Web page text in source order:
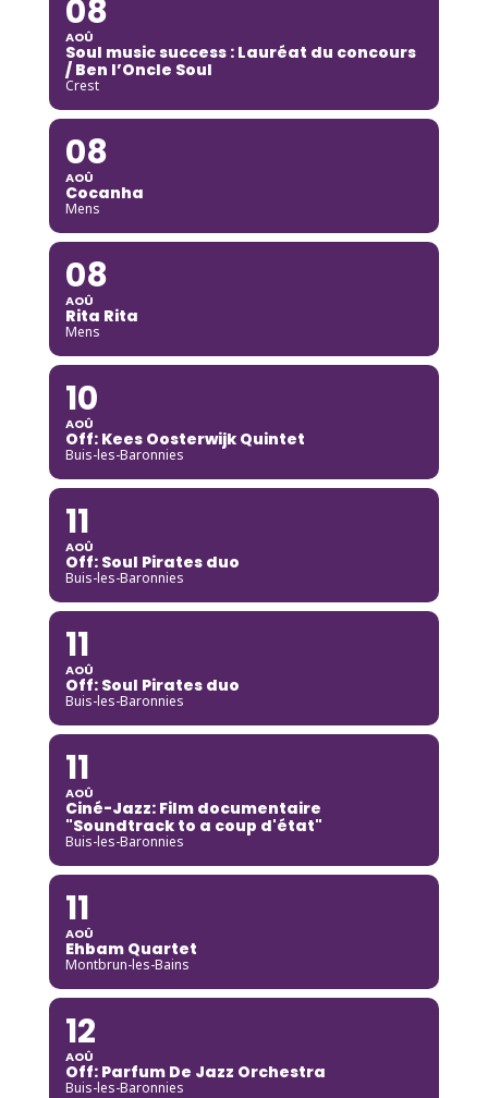
08
AOÛ
Soul music success : Lauréat du concours
/ Ben l’Oncle Soul
Crest
08
AOÛ
Cocanha
Mens
08
AOÛ
Rita Rita
Mens
10
AOÛ
Off: Kees Oosterwijk Quintet
Buis-les-Baronnies
11
AOÛ
Off: Soul Pirates duo
Buis-les-Baronnies
11
AOÛ
Off: Soul Pirates duo
Buis-les-Baronnies
11
AOÛ
Ciné-Jazz: Film documentaire
"Soundtrack to a coup d'état"
Buis-les-Baronnies
11
AOÛ
Ehbam Quartet
Montbrun-les-Bains
12
AOÛ
Off: Parfum De Jazz Orchestra
Buis-les-Baronnies